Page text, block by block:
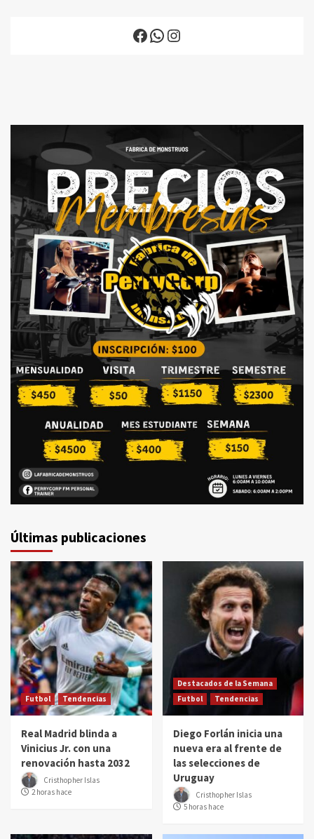
Facebook
WhatsApp
Instagram
Últimas publicaciones
Futbol Tendencias
Real Madrid blinda a
Vinicius Jr. con una
renovación hasta 2032
Cristhopher Islas
2 horas hace
Destacados de la Semana
Futbol
Tendencias
Diego Forlán inicia una
nueva era al frente de
las selecciones de
Uruguay
Cristhopher Islas
5 horas hace